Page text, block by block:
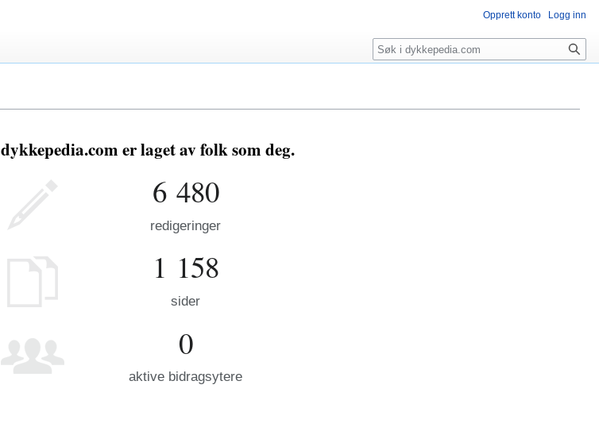
dykkepedia.com er laget av folk som deg.
6 480
redigeringer
1 158
sider
0
aktive bidragsytere
Opprett konto Logg inn
Søk